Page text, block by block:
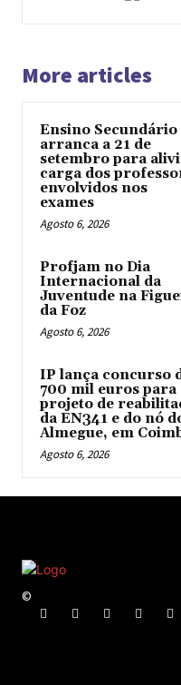
More articles
Ensino Secundário
arranca a 21 de
setembro para
carga dos
envolvidos nos
exames
Agosto 6, 2026
Profjam no Dia
Internacional da
Juventude na
da Foz
Agosto 6, 2026
IP lança concurso
700 mil euros para
projeto de
da EN341 e do nó
Almegue, em
Agosto 6, 2026
©